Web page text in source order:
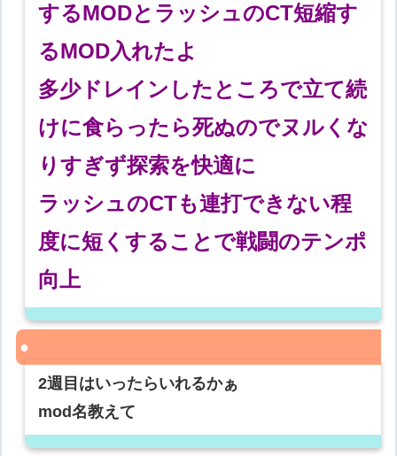
するMODとラッシュのCT短縮す
るMOD入れたよ
多少ドレインしたところで立て続
けに食らったら死ぬのでヌルくな
りすぎず探索を快適に
ラッシュのCTも連打できない程
度に短くすることで戦闘のテンポ
向上
2週目はいったらいれるかぁ
mod名教えて